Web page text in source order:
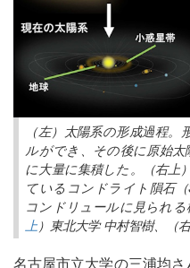
（左）太陽系の形成過程
ルができ、その後に原始
に大量に集積した。（右
ているコンドライト隕石（
コンドリュールに見られ
上 ）東北大学 中村智樹、（
名古屋市立大学の三浦均